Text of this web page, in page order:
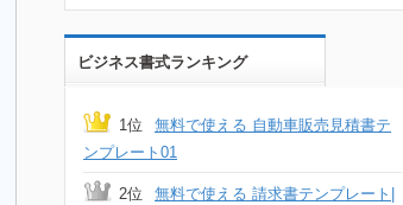
ビジネス書式ランキング
1位
無料で使える 自動車販売見積書テ
ンプレート01
2位
無料で使える 請求書テンプレート|